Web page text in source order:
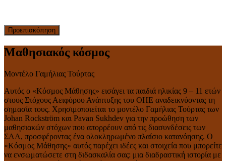
Προεπισκόπηση
Μαθησιακός κόσμος
Μοντέλο Γαμήλιας Τούρτας
Αυτός ο «Κόσμος Μάθησης» εισάγει τα παιδιά ηλικίας 9 – 11 ετών
στους Στόχους Αειφόρου Ανάπτυξης του ΟΗΕ αναδεικνύοντας τη
σημασία τους. Χρησιμοποιείται το μοντέλο Γαμήλιας Τούρτας των
Johan Rockström και Pavan Sukhdev για την προώθηση των
μαθησιακών στόχων που απορρέουν από τις διασυνδέσεις των
ΣΑΑ, προσφέροντας ένα ολοκληρωμένο πλαίσιο κατανόησης. Ο
«Κόσμος Μάθησης» αυτός παρέχει ιδέες και στοιχεία που μπορείτε
να ενσωματώσετε στη διδασκαλία σας: μια διαδραστική ιστορία με